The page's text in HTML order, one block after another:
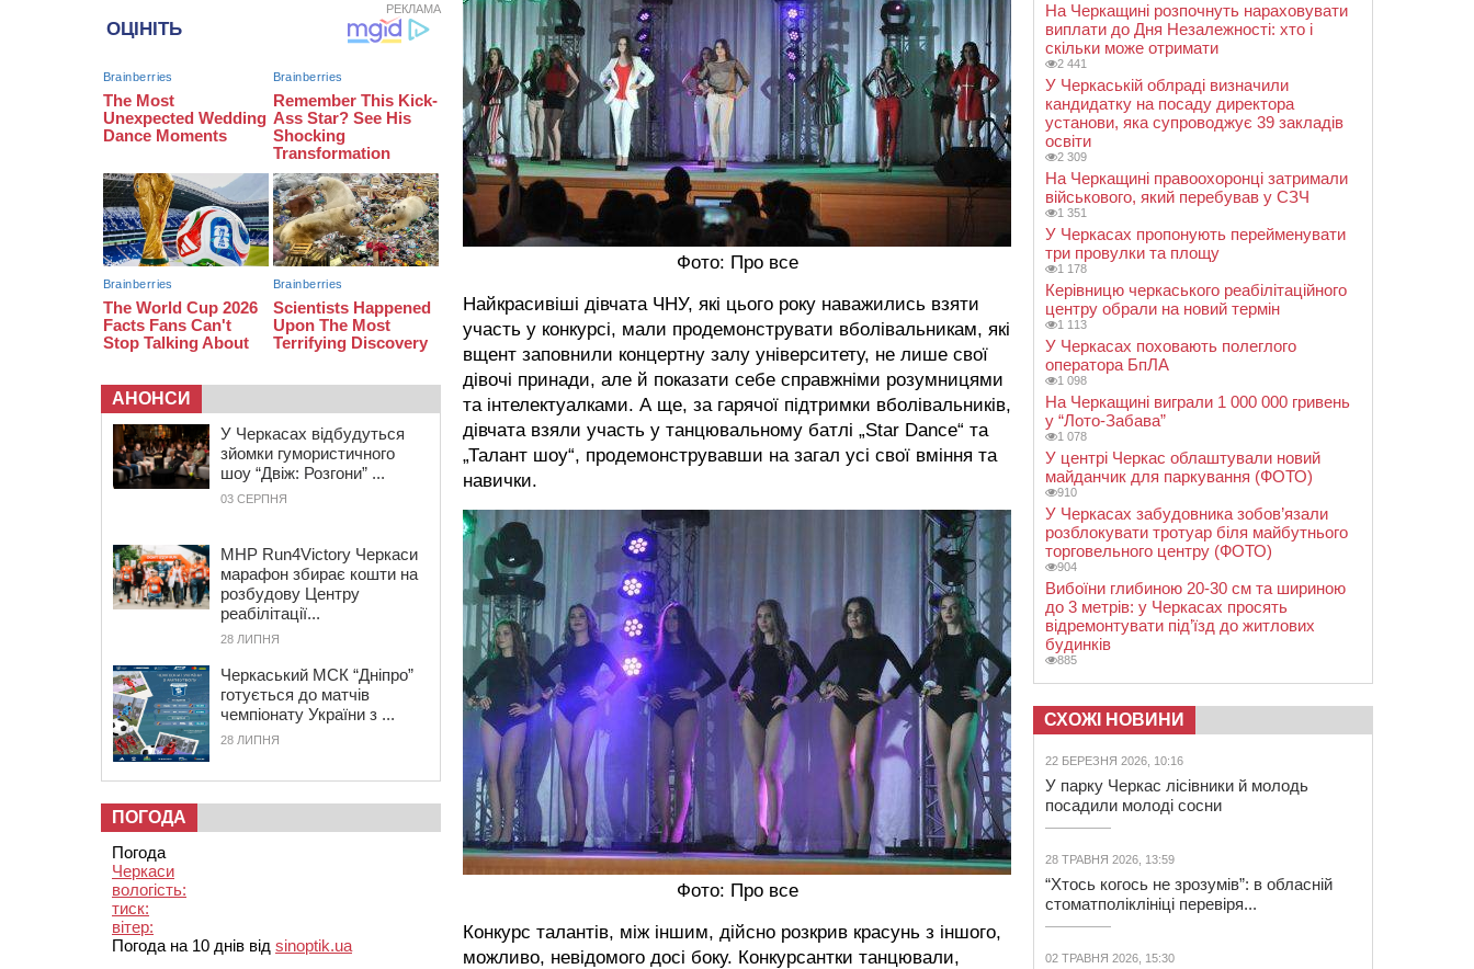
Фото: Про все
Найкрасивіші дівчата ЧНУ, які цього року наважились взяти
участь у конкурсі, мали продемонструвати вболівальникам, які
вщент заповнили концертну залу університету, не лише свої
дівочі принади, але й показати себе справжніми розумницями
та інтелектуалками. А ще, за гарячої підтримки вболівальників,
дівчата взяли участь у танцювальному батлі „Star Dance“ та
„Талант шоу“, продемонструвавши на загал усі свої вміння та
навички.
Фото: Про все
Конкурс талантів, між іншим, дійсно розкрив красунь з іншого,
можливо, невідомого досі боку. Конкурсантки танцювали,
09:42 Ветерани МСК “Дніпро” вибороли
бронзу чемпіонату України
08:57 На Уманщині підрядника
зобов’язали сплатити понад 670
тис грн штрафу за незаконні зміни
до договору
Обрано претендента на посаду
директора Мокрокалигірського
психоневрологічного інтернату
07:23 Уманські міграційники видворили з
країни грузина, який відсидів
термін у колонії
РЕКЛАМА
АНОНСИ
У Черкасах відбудуться
зйомки гумористичного
шоу “Двіж: Розгони” ...
03 СЕРПНЯ
MHP Run4Victory Черкаси
марафон збирає кошти на
розбудову Центру
реабілітації...
28 ЛИПНЯ
Черкаський МСК “Дніпро”
готується до матчів
чемпіонату України з ...
28 ЛИПНЯ
ПОГОДА
Погода
Черкаси
вологість:
тиск:
вітер:
Погода на 10 днів від sinoptik.ua
На Черкащині розпочнуть нараховувати
виплати до Дня Незалежності: хто і
скільки може отримати
2 441
У Черкаській облраді визначили
кандидатку на посаду директора
установи, яка супроводжує 39 закладів
освіти
2 309
На Черкащині правоохоронці затримали
військового, який перебував у СЗЧ
1 351
У Черкасах пропонують перейменувати
три провулки та площу
1 178
Керівницю черкаського реабілітаційного
центру обрали на новий термін
1 113
У Черкасах поховають полеглого
оператора БпЛА
1 098
На Черкащині виграли 1 000 000 гривень
у “Лото-Забава”
1 078
У центрі Черкас облаштували новий
майданчик для паркування (ФОТО)
910
У Черкасах забудовника зобов’язали
розблокувати тротуар біля майбутнього
торговельного центру (ФОТО)
904
Вибоїни глибиною 20-30 см та шириною
до 3 метрів: у Черкасах просять
відремонтувати під’їзд до житлових
будинків
885
СХОЖІ НОВИНИ
22 БЕРЕЗНЯ 2026, 10:16
У парку Черкас лісівники й молодь
посадили молоді сосни
28 ТРАВНЯ 2026, 13:59
“Хтось когось не зрозумів”: в обласній
стоматполіклініці перевіря...
02 ТРАВНЯ 2026, 15:30